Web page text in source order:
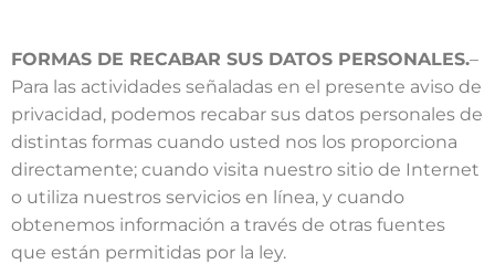
FORMAS DE RECABAR SUS DATOS PERSONALES.–
Para las actividades señaladas en el presente aviso de
privacidad, podemos recabar sus datos personales de
distintas formas cuando usted nos los proporciona
directamente; cuando visita nuestro sitio de Internet
o utiliza nuestros servicios en línea, y cuando
obtenemos información a través de otras fuentes
que están permitidas por la ley.